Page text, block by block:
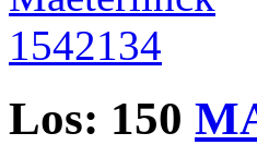
Los: 150